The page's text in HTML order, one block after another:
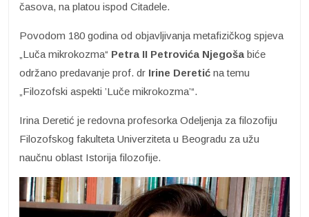
časova, na platou ispod Citadele.
Povodom 180 godina od objavljivanja metafizičkog spjeva
„Luča mikrokozma“ Petra II Petrovića Njegoša biće
održano predavanje prof. dr Irine Deretić na temu
„Filozofski aspekti ’Luče mikrokozma’“.
Irina Deretić je redovna profesorka Odeljenja za filozofiju
Filozofskog fakulteta Univerziteta u Beogradu za užu
naučnu oblast Istorija filozofije.